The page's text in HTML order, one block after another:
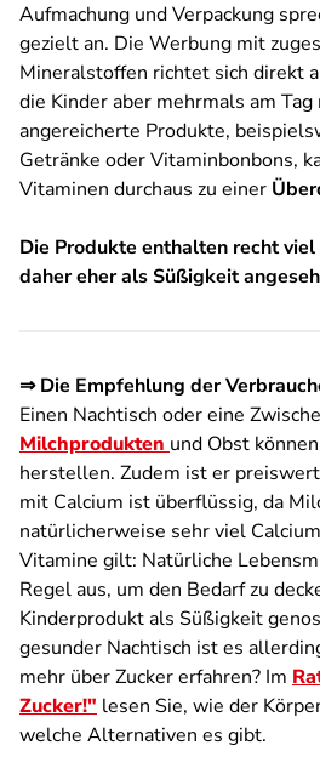
Aufmachung und Verpackung
gezielt an. Die Werbung mit
Mineralstoffen richtet sich direkt
die Kinder aber mehrmals am
angereicherte Produkte,
Getränke oder Vitaminbonbons,
Vitaminen durchaus zu einer
Die Produkte enthalten recht
daher eher als Süßigkeit
⇒ Die Empfehlung der
Einen Nachtisch oder eine
Milchprodukten und Obst
herstellen. Zudem ist er
mit Calcium ist überflüssig, da
natürlicherweise sehr viel
Vitamine gilt: Natürliche
Regel aus, um den Bedarf zu
Kinderprodukt als Süßigkeit
gesunder Nachtisch ist es
mehr über Zucker erfahren? Im
Zucker!" lesen Sie, wie der
welche Alternativen es gibt.